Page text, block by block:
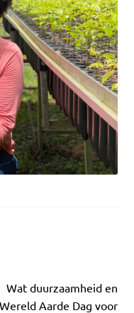
Volgend
bericht:
Wat duurzaamheid en
Wereld Aarde Dag voor